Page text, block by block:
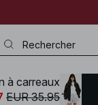
à carreaux
EUR 35.95